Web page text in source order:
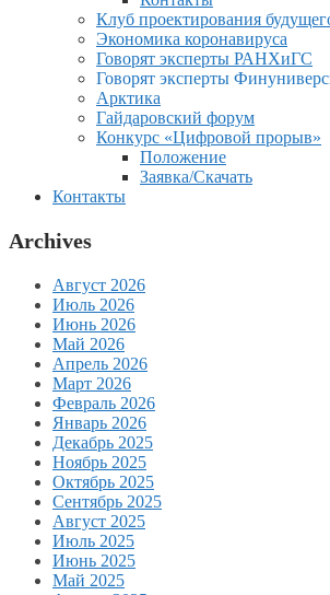
Клуб проектирования
Экономика коронавируса
Говорят эксперты РАНХиГС
Говорят эксперты
Арктика
Гайдаровский форум
Конкурс «Цифровой прорыв»
Положение
Заявка/Скачать
Контакты
Archives
Август 2026
Июль 2026
Июнь 2026
Май 2026
Апрель 2026
Март 2026
Февраль 2026
Январь 2026
Декабрь 2025
Ноябрь 2025
Октябрь 2025
Сентябрь 2025
Август 2025
Июль 2025
Июнь 2025
Май 2025